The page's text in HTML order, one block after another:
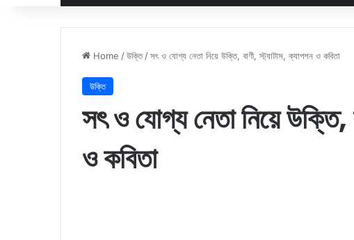
Home /উক্তি /সৎ ও যোগ্য নেতা নিয়ে উক্তি, বাণী, স্ট্যাটাস, ক্যাপশন ও কবিতা
উক্তি
সৎ ও যোগ্য নেতা নিয়ে উক্তি,
ও কবিতা